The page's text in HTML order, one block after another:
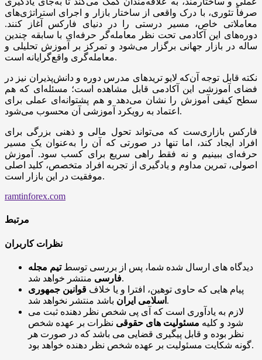
صرفاً تئوری، با درک واقعی از ساختار بازار و اجرای استراتژی‌های
معاملاتی خاص، مسیر درستی را در دنیای فارکس آغاز کنند.
دوره‌های این آکادمی تحت نظر معامله‌گر حرفه‌ای با سابقه چندین
ساله در بازار جهانی برگزار می‌شود و تمرکز بر آموزش تحلیلی و
معامله‌گری واقع‌گرایانه است.
نکته قابل توجه آن‌که لایو تریدهای مدرس دوره و دانش‌پذیران نیز در
فضای آموزشی این آکادمی قابل مشاهده است؛ مسئله‌ای که هم
سطح کیفی آموزش را نشان می‌دهد و هم پشتوانه‌ای عملی برای
اعتماد به رویکرد آموزشی آن محسوب می‌شود.
فارکس بازاری‌ست که می‌تواند تحول مالی و ذهنی بزرگی برای
افراد ایجاد کند، اما تنها در صورتی که آن را به‌عنوان یک مسیر
حرفه‌ای ببینیم و نه فقط راهی سریع برای کسب سود. آموزش
اصولی، تمرین مداوم و یادگیری از تجربه افراد متخصص، کلید اصلی
موفقیت در این بازار است.
ramtinforex.com
مرتبط
نظرات کاربران
دیدگاه های ارسال شده شما، پس از بررسی توسطتیم مجله
فارسیمنتشر خواهد شد.
پیام هایی که حاوی توهین، افترا و یا خلاف قوانین جمهوری
اسلامی ایران باشد منتشر نخواهد شد.
لازم به یادآوری است که آی پی شخص نظر دهنده ثبت می
شود و کلیه مسئولیت های حقوقی نظرات بر عهده شخص
نظر بوده و قابل پیگیری قضایی می باشد که در صورت هر
گونه شکایت مسئولیت بر عهده شخص نظر دهنده خواهد بود.